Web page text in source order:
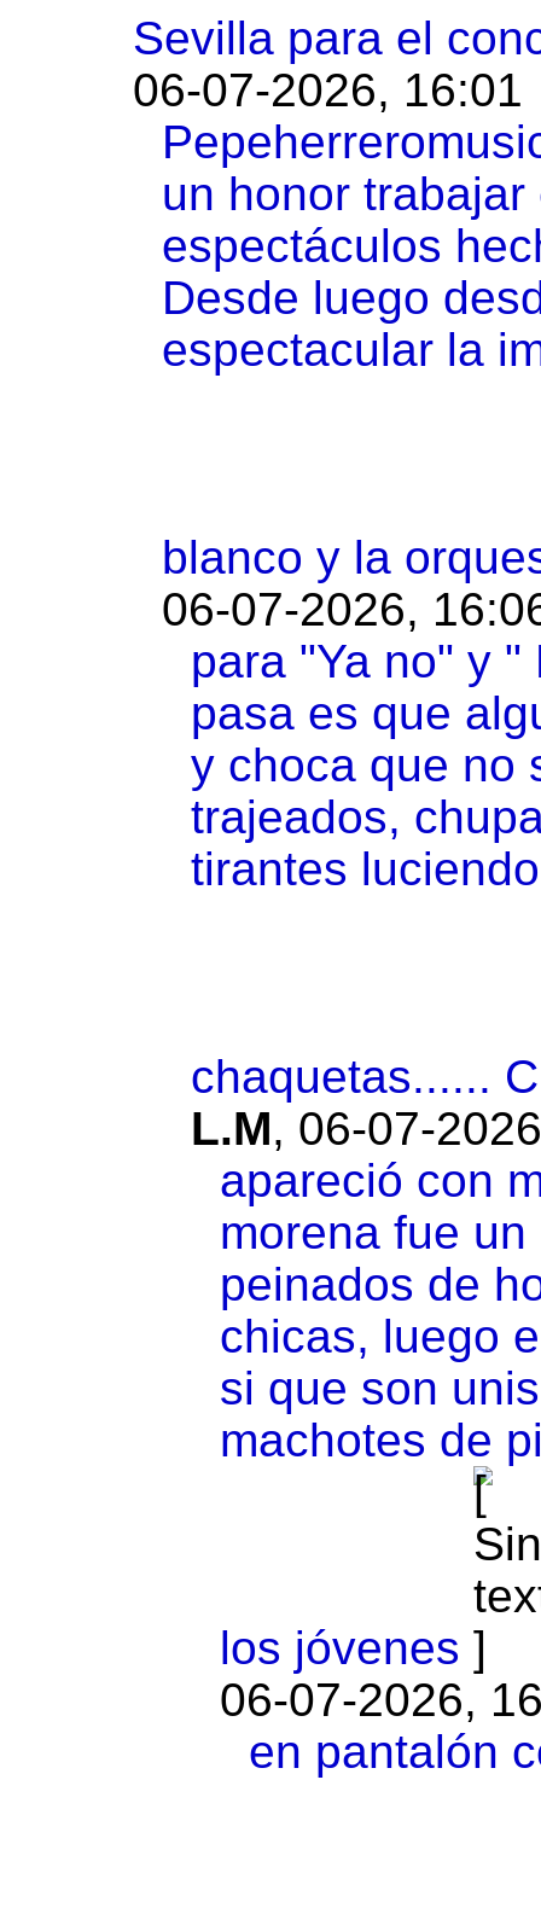
Sevilla para el
06-07-2026, 16:01
un honor
espectáculos
Desde luego
espectacular la
blanco y la
06-07-2026,
para "Ya no" y
pasa es que
y choca que no
trajeados,
tirantes
chaquetas......
L.M, 06-07-
apareció con
morena fue
peinados de
chicas, luego
si que son
machotes de
los jóvenes
06-07-2026,
en pantalón